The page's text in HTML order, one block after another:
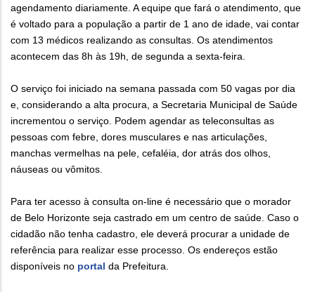
agendamento diariamente. A equipe que fará o atendimento, que
é voltado para a população a partir de 1 ano de idade, vai contar
com 13 médicos realizando as consultas. Os atendimentos
acontecem das 8h às 19h, de segunda a sexta-feira.
O serviço foi iniciado na semana passada com 50 vagas por dia
e, considerando a alta procura, a Secretaria Municipal de Saúde
incrementou o serviço. Podem agendar as teleconsultas as
pessoas com febre, dores musculares e nas articulações,
manchas vermelhas na pele, cefaléia, dor atrás dos olhos,
náuseas ou vômitos.
Para ter acesso à consulta on-line é necessário que o morador
de Belo Horizonte seja castrado em um centro de saúde. Caso o
cidadão não tenha cadastro, ele deverá procurar a unidade de
referência para realizar esse processo. Os endereços estão
disponíveis no portal da Prefeitura.